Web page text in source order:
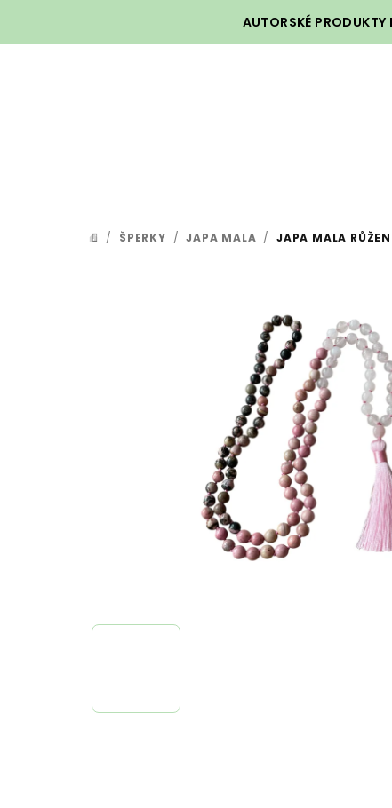
AUTORSKÉ PRODUKTY
DOMŮ
/ ŠPERKY / JAPA MALA / JAPA MALA